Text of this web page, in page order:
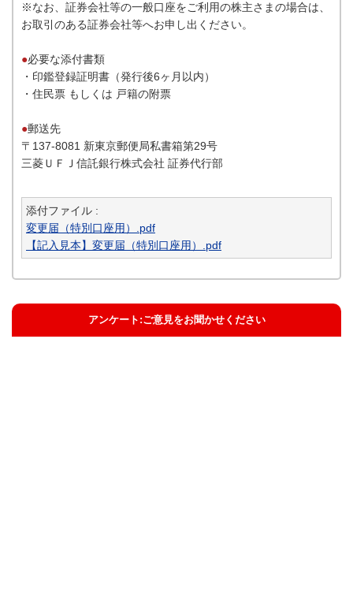
※なお、証券会社等の一般口座をご利用の株主さまの場合は、
お取引のある証券会社等へお申し出ください。
●必要な添付書類
・印鑑登録証明書（発行後6ヶ月以内）
・住民票 もしくは 戸籍の附票
●郵送先
〒137-8081 新東京郵便局私書箱第29号
三菱ＵＦＪ信託銀行株式会社 証券代行部
添付ファイル :
変更届（特別口座用）.pdf
【記入見本】変更届（特別口座用）.pdf
アンケート:ご意見をお聞かせください